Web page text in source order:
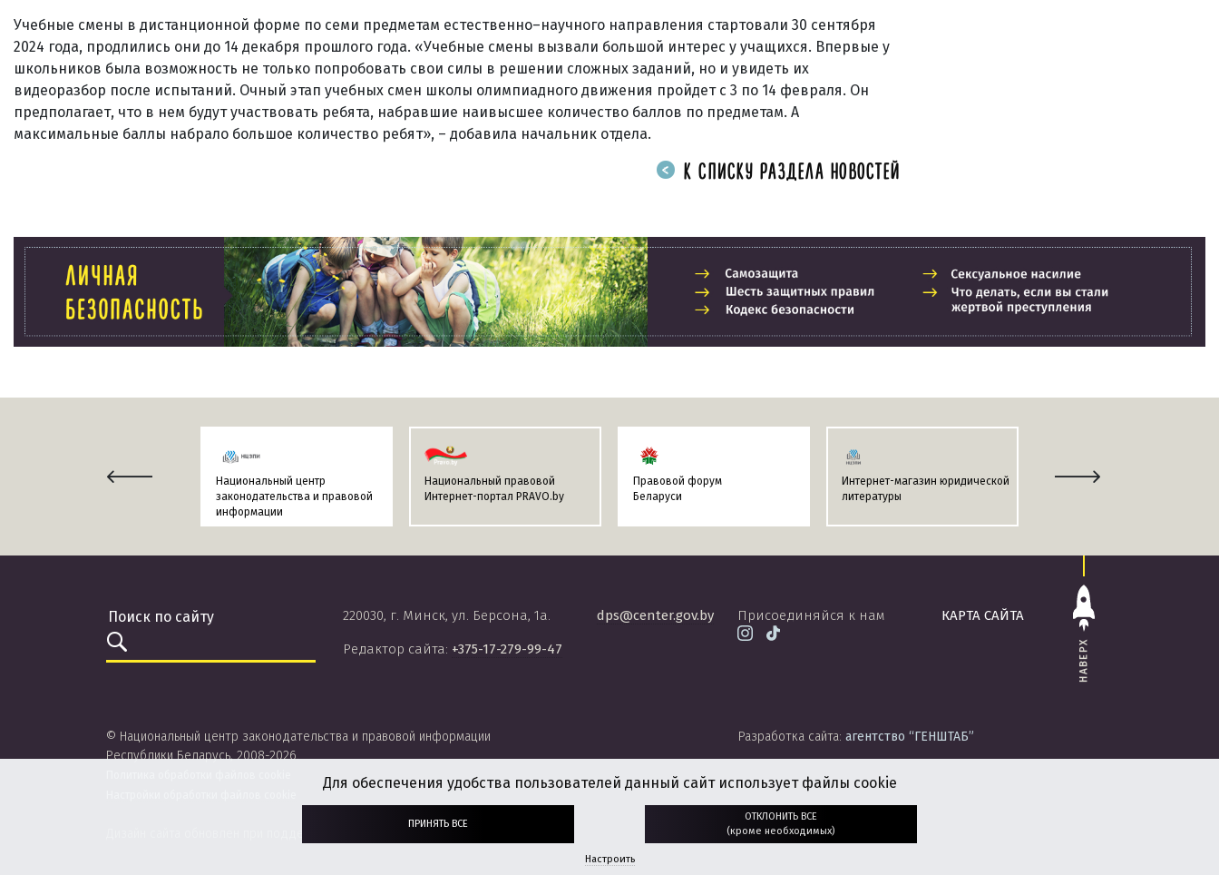
Учебные смены в дистанционной форме по семи предметам естественно–научного направления стартовали 30 сентября
2024 года, продлились они до 14 декабря прошлого года. «Учебные смены вызвали большой интерес у учащихся. Впервые у
школьников была возможность не только попробовать свои силы в решении сложных заданий, но и увидеть их
видеоразбор после испытаний. Очный этап учебных смен школы олимпиадного движения пройдет с 3 по 14 февраля. Он
предполагает, что в нем будут участвовать ребята, набравшие наивысшее количество баллов по предметам. А
максимальные баллы набрало большое количество ребят», – добавила начальник отдела.
К СПИСКУ РАЗДЕЛА НОВОСТЕЙ
Национальный центр
законодательства и правовой
информации
Национальный правовой
Интернет-портал PRAVO.by
Правовой форум
Беларуси
Интернет-магазин юридической
литературы
Информационно-поисковая
НАВЕРХ
КАРТА САЙТА
220030, г. Минск, ул. Берсона, 1а.
Редактор сайта: +375-17-279-99-47
dps@center.gov.by Присоединяйся к нам
© Национальный центр законодательства и правовой информации
Республики Беларусь, 2008-2026.
Разработка сайта: агентство “ГЕНШТАБ”
Для обеспечения удобства пользователей данный сайт использует файлы cookie
ПРИНЯТЬ ВСЕ
ОТКЛОНИТЬ ВСЕ
(кроме необходимых)
Настроить